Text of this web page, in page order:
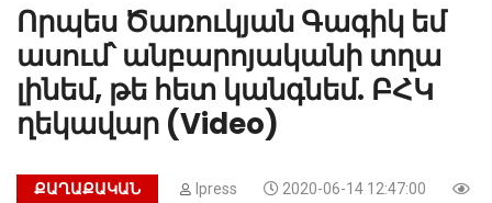
Որպես Ծառուկյան Գագիկ եմ
ասում՝ անբարոյականի տղա
լինեմ, թե հետ կանգնեմ. ԲՀԿ
ղեկավար (Video)
ՔԱՂԱՔԱԿԱՆ Ipress
2020-06-14 12:47:00